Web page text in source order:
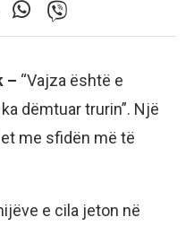
– “Vajza është e
dëmtuar trurin”. Një
me sfidën më të
e cila jeton në